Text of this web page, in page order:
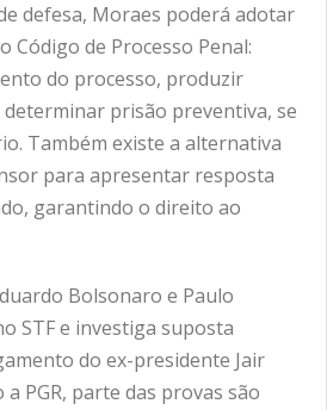
defesa, Moraes poderá adotar
Código de Processo Penal:
do processo, produzir
prisão preventiva, se
Também existe a alternativa
para apresentar resposta
garantindo o direito ao
Bolsonaro e Paulo
STF e investiga suposta
do ex-presidente Jair
PGR, parte das provas são